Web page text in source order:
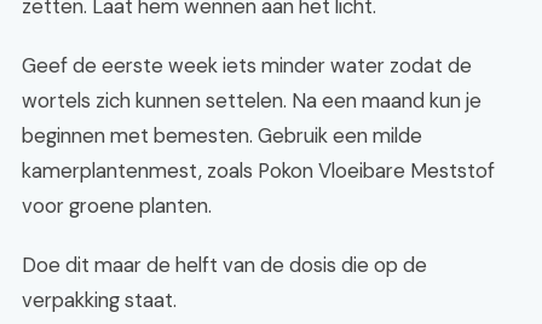
zetten. Laat hem wennen aan het licht.
Geef de eerste week iets minder water zodat de
wortels zich kunnen settelen. Na een maand kun je
beginnen met bemesten. Gebruik een milde
kamerplantenmest, zoals Pokon Vloeibare Meststof
voor groene planten.
Doe dit maar de helft van de dosis die op de
verpakking staat.